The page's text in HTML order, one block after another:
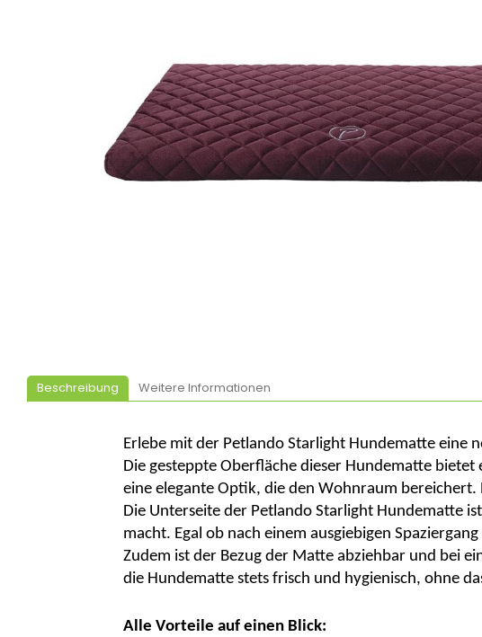
Beschreibung Weitere Informationen
Erlebe mit der Petlando Starlight Hundematte eine
Die gesteppte Oberfläche dieser Hundematte
eine elegante Optik, die den Wohnraum bereichert.
Die Unterseite der Petlando Starlight Hundematte
macht. Egal ob nach einem ausgiebigen
Zudem ist der Bezug der Matte abziehbar und bei
die Hundematte stets frisch und hygienisch, ohne
Alle Vorteile auf einen Blick: